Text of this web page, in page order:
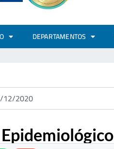
DEPARTAMENTOS
12/2020
.